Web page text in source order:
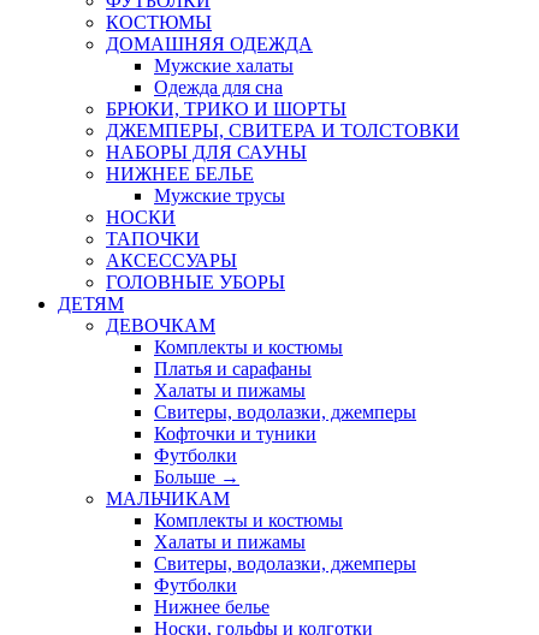
КОСТЮМЫ
ДОМАШНЯЯ ОДЕЖДА
Мужские халаты
Одежда для сна
БРЮКИ, ТРИКО И ШОРТЫ
ДЖЕМПЕРЫ, СВИТЕРА И ТОЛСТОВКИ
НАБОРЫ ДЛЯ САУНЫ
НИЖНЕЕ БЕЛЬЕ
Мужские трусы
НОСКИ
ТАПОЧКИ
АКСЕССУАРЫ
ГОЛОВНЫЕ УБОРЫ
ДЕТЯМ
ДЕВОЧКАМ
Комплекты и костюмы
Платья и сарафаны
Халаты и пижамы
Свитеры, водолазки, джемперы
Кофточки и туники
Футболки
Больше →
МАЛЬЧИКАМ
Комплекты и костюмы
Халаты и пижамы
Свитеры, водолазки, джемперы
Футболки
Нижнее белье
Носки, гольфы и колготки